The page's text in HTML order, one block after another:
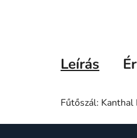
Leírás
Fűtőszál: